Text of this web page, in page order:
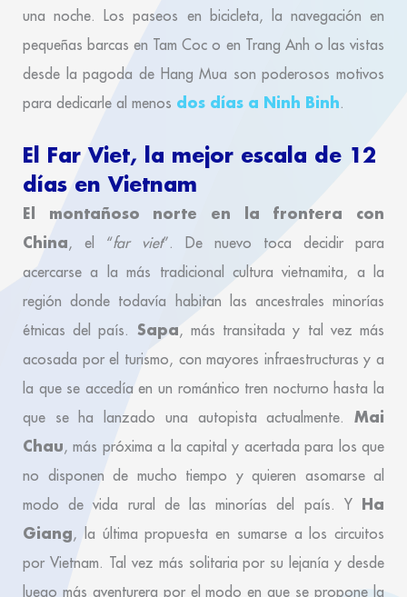
una noche. Los paseos en bicicleta, la navegación en
pequeñas barcas en Tam Coc o en Trang Anh o las vistas
desde la pagoda de Hang Mua son poderosos motivos
para dedicarle al menos dos días a Ninh Binh.
El Far Viet, la mejor escala de 12
días en Vietnam
El montañoso norte en la frontera con
China, el “far viet”. De nuevo toca decidir para
acercarse a la más tradicional cultura vietnamita, a la
región donde todavía habitan las ancestrales minorías
étnicas del país. Sapa, más transitada y tal vez más
acosada por el turismo, con mayores infraestructuras y a
la que se accedía en un romántico tren nocturno hasta la
que se ha lanzado una autopista actualmente. Mai
Chau, más próxima a la capital y acertada para los que
no disponen de mucho tiempo y quieren asomarse al
modo de vida rural de las minorías del país. Y Ha
Giang, la última propuesta en sumarse a los circuitos
por Vietnam. Tal vez más solitaria por su lejanía y desde
luego más aventurera por el modo en que se propone la